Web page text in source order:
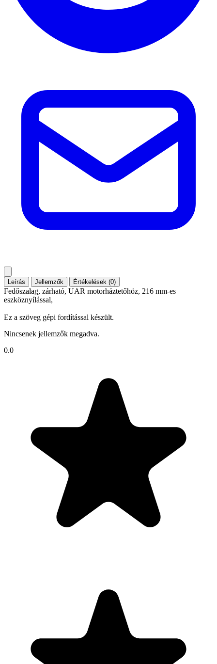
Leírás Jellemzők Értékelések (0)
Fedőszalag, zárható, UAR motorháztetőhöz, 216 mm-es
eszköznyílással,
Ez a szöveg gépi fordítással készült.
Nincsenek jellemzők megadva.
0.0